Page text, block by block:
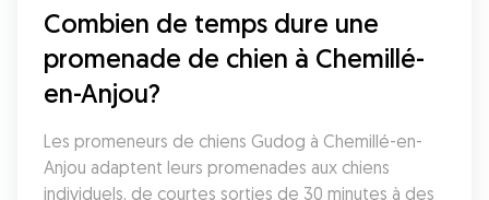
Combien de temps dure une
promenade de chien à Chemillé-
en-Anjou?
Les promeneurs de chiens Gudog à Chemillé-en-
Anjou adaptent leurs promenades aux chiens
individuels, de courtes sorties de 30 minutes à des